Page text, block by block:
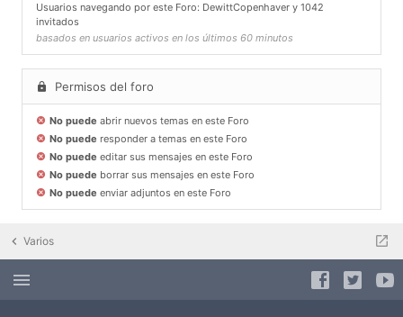
Usuarios navegando por este Foro: DewittCopenhaver y 1042
invitados
basados en usuarios activos en los últimos 60 minutos
Permisos del foro
No puede abrir nuevos temas en este Foro
No puede responder a temas en este Foro
No puede editar sus mensajes en este Foro
No puede borrar sus mensajes en este Foro
No puede enviar adjuntos en este Foro
Varios